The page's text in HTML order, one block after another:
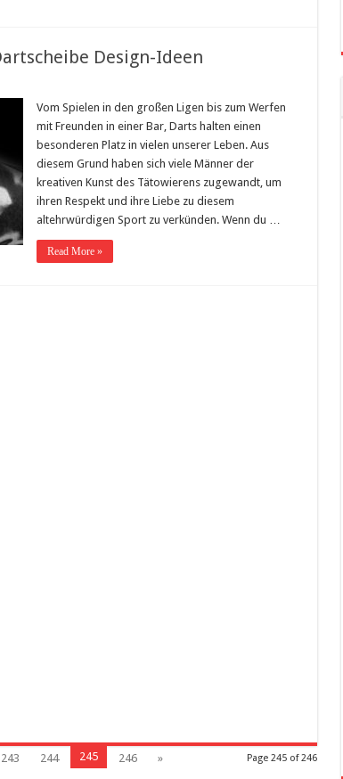
Design-Ideen
Vom Spielen in den großen Ligen bis zum Werfen
mit Freunden in einer Bar, Darts halten einen
besonderen Platz in vielen unserer Leben. Aus
diesem Grund haben sich viele Männer der
kreativen Kunst des Tätowierens zugewandt, um
ihren Respekt und ihre Liebe zu diesem
altehrwürdigen Sport zu verkünden. Wenn du …
Read More »
Page 245 of 246
243 244 245 246 »